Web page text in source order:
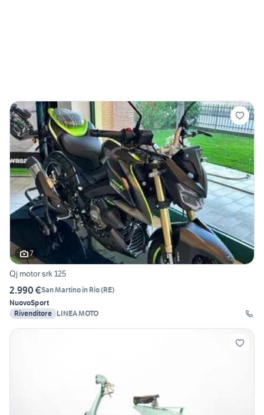
7
Qj motor srk 125
2.990 €San Martino in Rio(RE)
NuovoSport
Rivenditore LINEA MOTO